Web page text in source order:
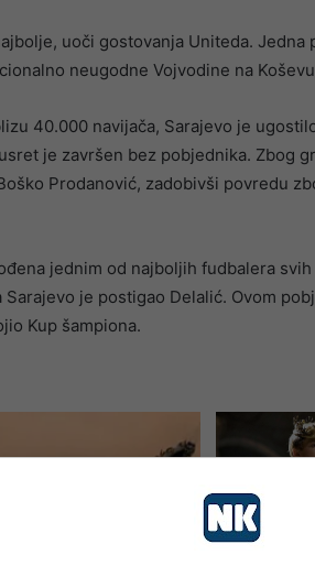
uoči gostovanja Uniteda. Jedna
neugodne Vojvodine na
40.000 navijača, Sarajevo je
je završen bez pobjednika. Zbog
Prodanović, zadobivši povredu
jednim od najboljih fudbalera
je postigao Delalić. Ovom
Kup šampiona.